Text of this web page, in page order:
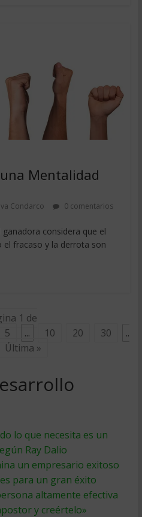
Mentalidad
Condarco 0 comentarios
considera que el
fracaso y la derrota son
1 de
5 ... 10 20 30
..
Última »
lo que necesita es un
Ray Dalio
un empresario exitoso
para un gran éxito
altamente efectiva
y creértelo»